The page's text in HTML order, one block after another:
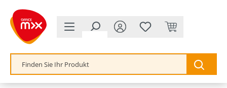
springen